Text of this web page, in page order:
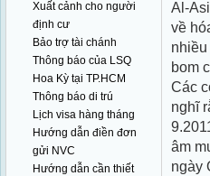
Xuất cảnh cho người
định cư
Bảo trợ tài chánh
Thông báo của LSQ
Hoa Kỳ tại TP.HCM
Thông báo di trú
Lịch visa hàng tháng
Hướng dẫn điền đơn
gửi NVC
Hướng dẫn cần thiết
Al-
về
bom
Các
nghĩ
âm
ngày